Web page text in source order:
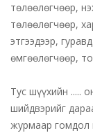
төлөөлөгчөөр,
төлөөлөгчөөр,
этгээдээр,
өмгөөлөгчөөр,
Тус шүүхийн .....
шийдвэрийг
журмаар гомдол